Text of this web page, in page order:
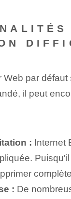
par
il peut
: Internet
: ⁣De